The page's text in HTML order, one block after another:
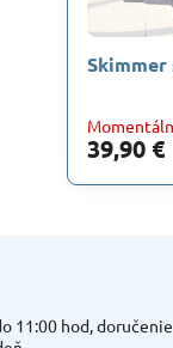
Skimmer
39,90 €
11:00 hod, doručenie